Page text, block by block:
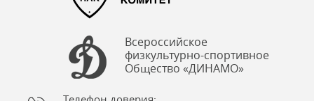
Всероссийское
физкультурно-спортивное
Общество «ДИНАМО»